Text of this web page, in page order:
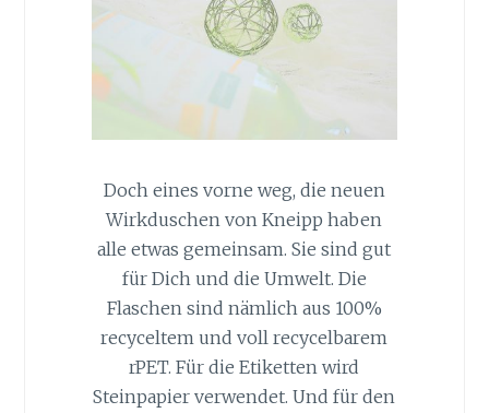
Doch eines vorne weg, die neuen
Wirkduschen von Kneipp haben
alle etwas gemeinsam. Sie sind gut
für Dich und die Umwelt. Die
Flaschen sind nämlich aus 100%
recyceltem und voll recycelbarem
rPET. Für die Etiketten wird
Steinpapier verwendet. Und für den